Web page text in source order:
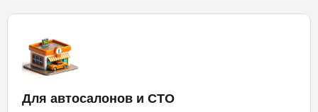
Для автосалонов и СТО